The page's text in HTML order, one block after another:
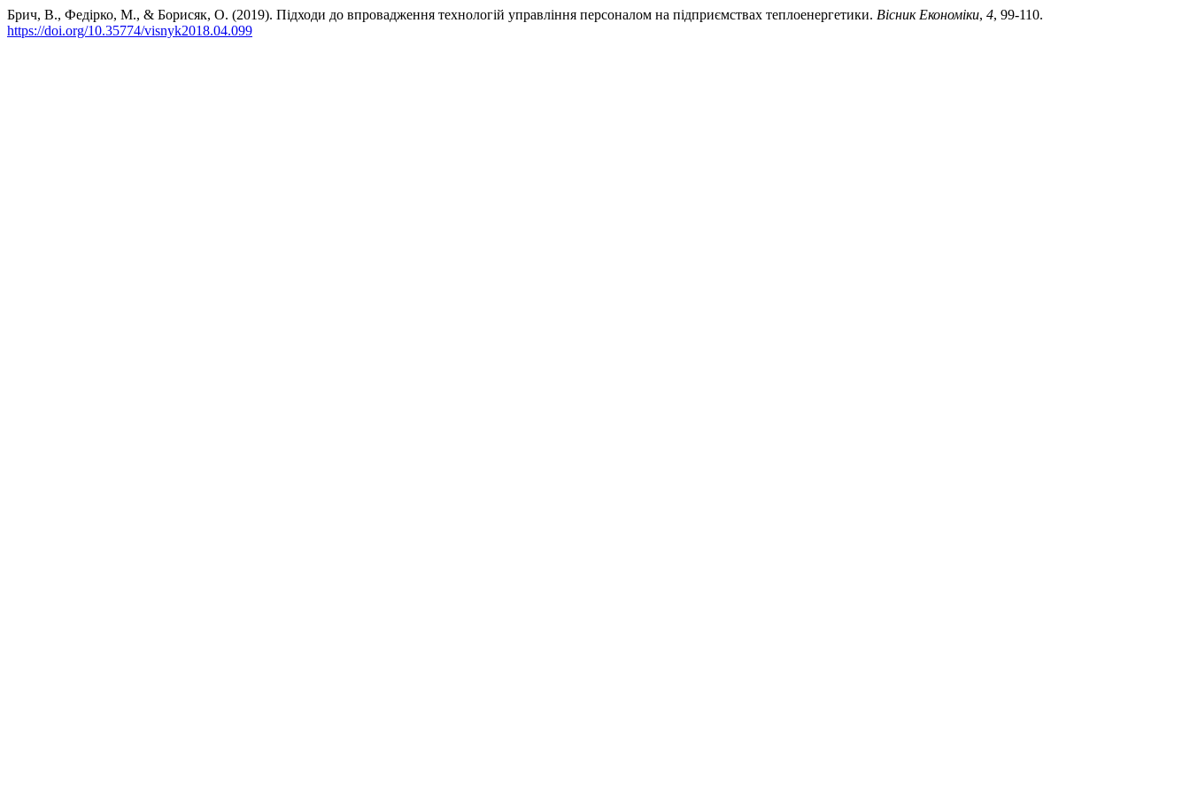
Брич, В., Федірко, М., & Борисяк, О. (2019). Підходи до впровадження технологій управління персоналом на підприємствах теплоенергетики. Вісник Економіки, 4, 99-110.
https://doi.org/10.35774/visnyk2018.04.099